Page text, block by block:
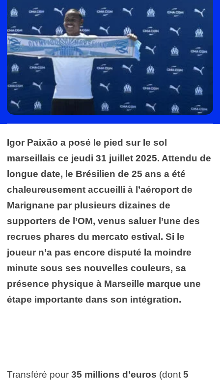
Igor Paixão a posé le pied sur le sol
marseillais ce jeudi 31 juillet 2025. Attendu de
longue date, le Brésilien de 25 ans a été
chaleureusement accueilli à l’aéroport de
Marignane par plusieurs dizaines de
supporters de l’OM, venus saluer l’une des
recrues phares du mercato estival. Si le
joueur n’a pas encore disputé la moindre
minute sous ses nouvelles couleurs, sa
présence physique à Marseille marque une
étape importante dans son intégration.
Transféré pour 35 millions d’euros (dont 5